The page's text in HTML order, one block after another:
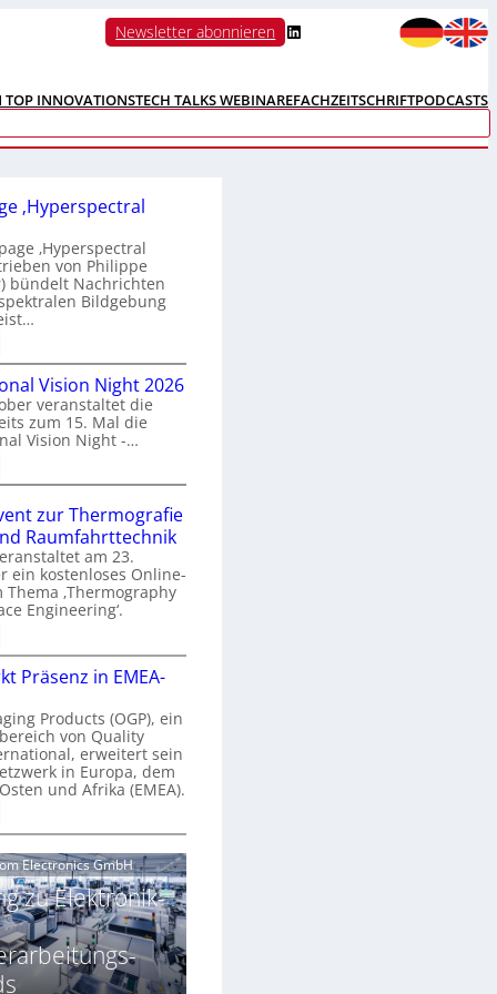
Newsletter abonnieren LinkedIn
TOP INNOVATIONSTECH TALKS WEBINAREFACHZEITSCHRIFTPODCASTS
‚Hyperspectral
‚Hyperspectral
von Philippe
bündelt Nachrichten
Bildgebung
a
Vision Night 2026
veranstaltet die
zum 15. Mal die
Vision Night -…
zur Thermografie
Raumfahrttechnik
am 23.
ein kostenloses Online-
Thema ‚Thermography
Engineering‘.
T
Präsenz in EMEA-
Products (OGP), ein
von Quality
erweitert sein
in Europa, dem
und Afrika (EMEA).
Electronics GmbH
zu Elektronik-